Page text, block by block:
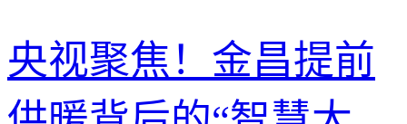
央视聚焦！金昌提前